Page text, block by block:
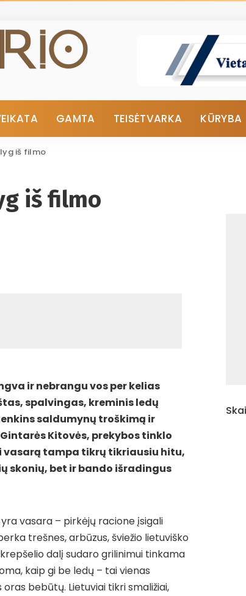
GAMTA TEISĖTVARKA KŪRYBA
iš filmo
iš filmo
ir nebrangu vos per kelias
spalvingas, kreminis ledų
saldumynų troškimą ir
Kitovės, prekybos tinklo
vasarą tampa tikrų tikriausiu hitu,
skonių, bet ir bando išradingus
vasara – pirkėjų racione įsigali
trešnes, arbūzus, šviežio lietuviško
dalį sudaro grilinimui tinkama
kaip gi be ledų – tai vienas
bebūtų. Lietuviai tikri smaližiai,